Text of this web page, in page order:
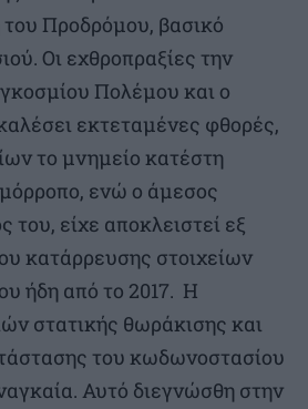
Προδρόμου, βασικό
Οι εχθροπραξίες την
Πολέμου και ο
εκτεταμένες φθορές,
το μνημείο κατέστη
ενώ ο άμεσος
είχε αποκλειστεί εξ
κατάρρευσης στοιχείων
ήδη από το 2017. Η
στατικής θωράκισης και
του κωδωνοστασίου
Αυτό διεγνώσθη στην